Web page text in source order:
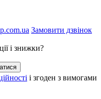
Замовити дзвінок
і знижки?
і згоден з вимогами